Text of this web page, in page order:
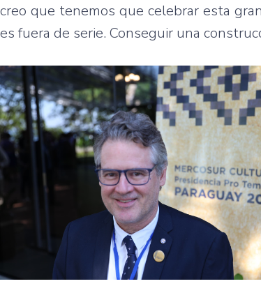
creo que tenemos que celebrar esta
es fuera de serie. Conseguir una